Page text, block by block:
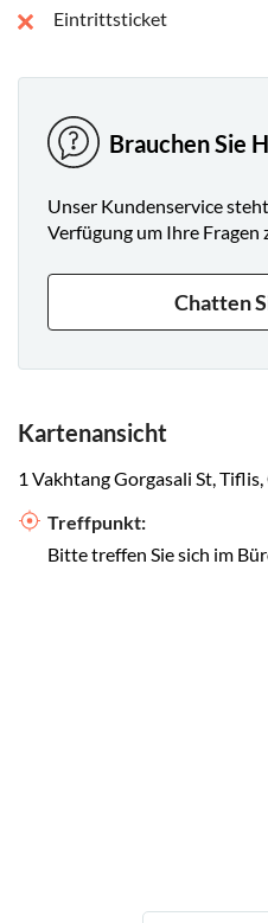
Eintrittsticket
Brauchen Sie
Unser Kundenservice
Verfügung um Ihre Fragen
Chatten
Kartenansicht
1 Vakhtang Gorgasali St,
Treffpunkt:
Bitte treffen Sie sich im